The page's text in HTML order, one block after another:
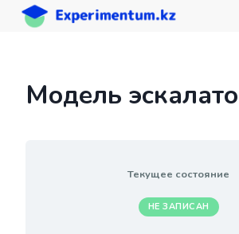
Перейти
Модель
Текущее состояние
НЕ ЗАПИСАН